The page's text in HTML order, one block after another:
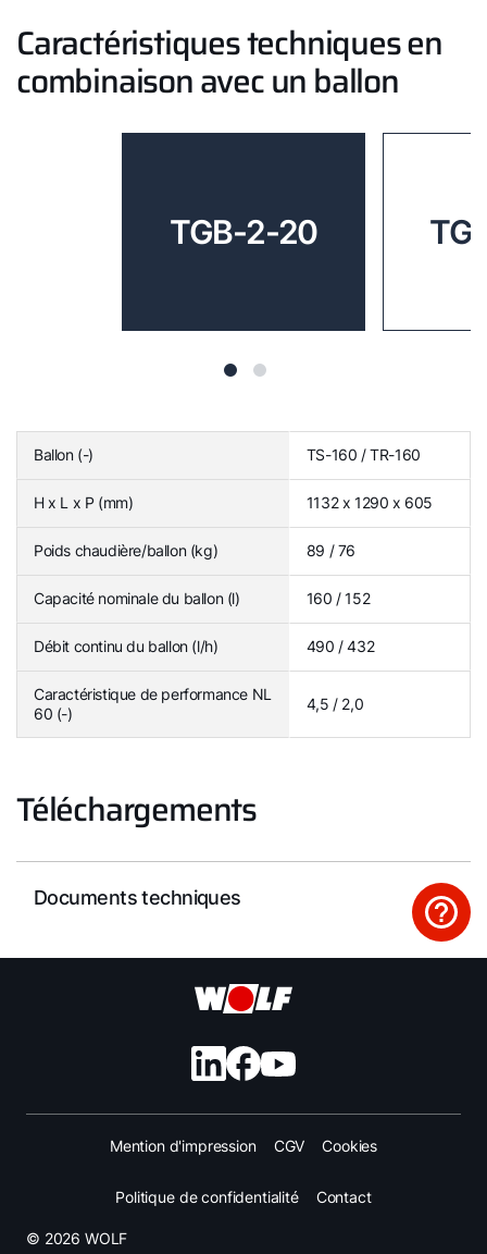
Caractéristiques techniques en
combinaison avec un ballon
TGB-2-20
Ballon (-) TS-160 / TR-160
H x L x P (mm) 1132 x 1290 x 605
Poids chaudière/ballon (kg) 89 / 76
Capacité nominale du ballon (l) 160 / 152
Débit continu du ballon (l/h) 490 / 432
Caractéristique de performance NL
60 (-)
4,5 / 2,0
Téléchargements
Documents techniques
© 2026 WOLF
Mention d'impression CGV Cookies
Politique de confidentialité Contact